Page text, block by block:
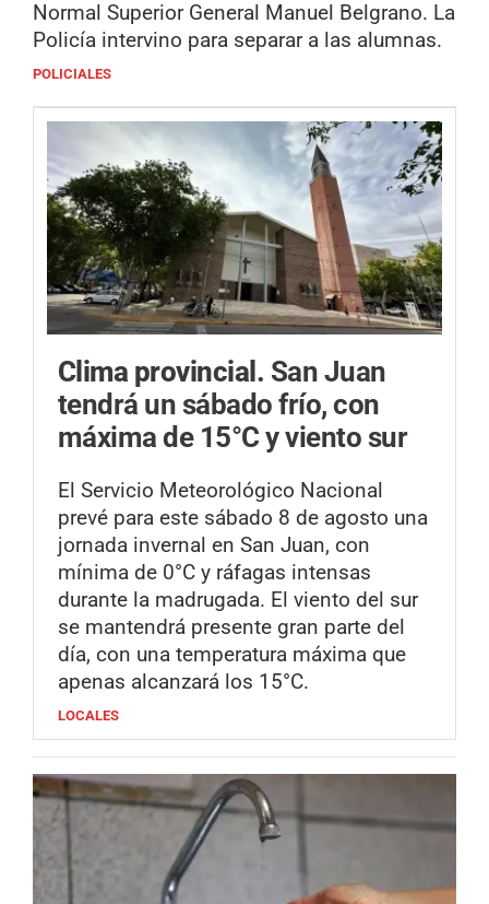
Normal Superior General Manuel Belgrano. La
Policía intervino para separar a las alumnas.
POLICIALES
Clima provincial. San Juan
tendrá un sábado frío, con
máxima de 15°C y viento sur
El Servicio Meteorológico Nacional
prevé para este sábado 8 de agosto una
jornada invernal en San Juan, con
mínima de 0°C y ráfagas intensas
durante la madrugada. El viento del sur
se mantendrá presente gran parte del
día, con una temperatura máxima que
apenas alcanzará los 15°C.
LOCALES